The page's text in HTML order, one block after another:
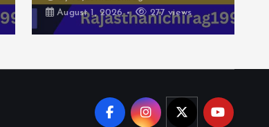
August 1, 2026
277 views